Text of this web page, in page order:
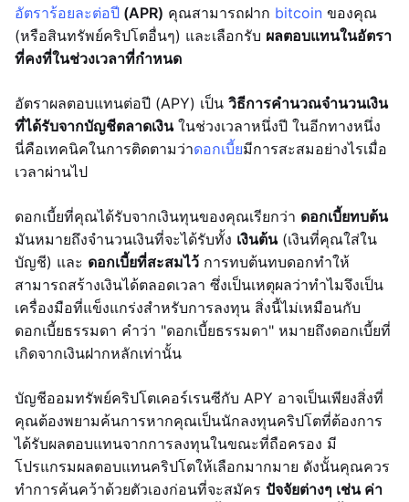
อัตราร้อยละต่อปี (APR) คุณสามารถฝาก bitcoin ของคุณ
(หรือสินทรัพย์คริปโตอื่นๆ) และเลือกรับ ผลตอบแทนในอัตรา
ที่คงที่ในช่วงเวลาที่กำหนด
อัตราผลตอบแทนต่อปี (APY) เป็น วิธีการคำนวณจำนวนเงิน
ที่ได้รับจากบัญชีตลาดเงินในช่วงเวลาหนึ่งปี ในอีกทางหนึ่ง
นี่คือเทคนิคในการติดตามว่าดอกเบี้ยมีการสะสมอย่างไรเมื่อ
เวลาผ่านไป
ดอกเบี้ยที่คุณได้รับจากเงินทุนของคุณเรียกว่า ดอกเบี้ยทบต้น
มันหมายถึงจำนวนเงินที่จะได้รับทั้ง เงินต้น(เงินที่คุณใส่ใน
บัญชี) และ ดอกเบี้ยที่สะสมไว้ การทบต้นทบดอกทำให้
สามารถสร้างเงินได้ตลอดเวลา ซึ่งเป็นเหตุผลว่าทำไมจึงเป็น
เครื่องมือที่แข็งแกร่งสำหรับการลงทุน สิ่งนี้ไม่เหมือนกับ
ดอกเบี้ยธรรมดา คำว่า "ดอกเบี้ยธรรมดา" หมายถึงดอกเบี้ยที่
เกิดจากเงินฝากหลักเท่านั้น
บัญชีออมทรัพย์คริปโตเคอร์เรนซีกับ APY อาจเป็นเพียงสิ่งที่
คุณต้องพยามค้นการหากคุณเป็นนักลงทุนคริปโตที่ต้องการ
ได้รับผลตอบแทนจากการลงทุนในขณะที่ถือครอง มี
โปรแกรมผลตอบแทนคริปโตให้เลือกมากมาย ดังนั้นคุณควร
ทำการค้นคว้าด้วยตัวเองก่อนที่จะสมัคร ปัจจัยต่างๆ เช่น ค่า